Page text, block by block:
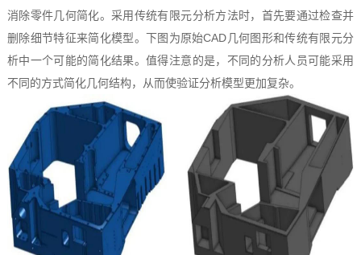
消除零件几何简化。采用传统有限元分析方法时，首先要通过检查并
删除细节特征来简化模型。下图为原始CAD几何图形和传统有限元分
析中一个可能的简化结果。值得注意的是，不同的分析人员可能采用
不同的方式简化几何结构，从而使验证分析模型更加复杂。